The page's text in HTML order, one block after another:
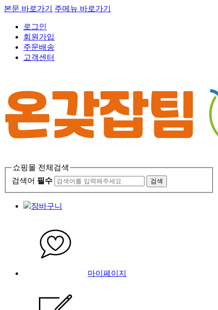
본문 바로가기 주메뉴 바로가기
로그인
회원가입
주문배송
고객센터
쇼핑몰 전체검색
검색어 필수 검색
장바구니
마이페이지